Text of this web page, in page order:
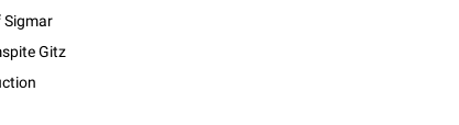
Sigmar
Gitz